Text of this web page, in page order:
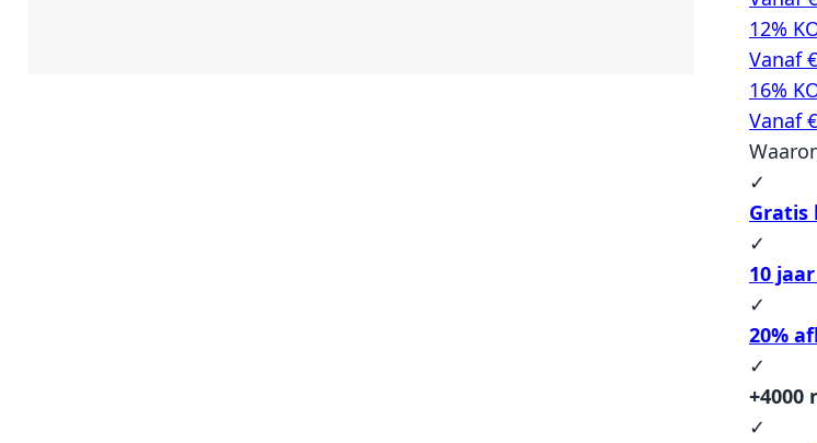
12%
Vanaf
16%
Vanaf
✓
Gratis
✓
10
✓
20%
✓
+4000
✓